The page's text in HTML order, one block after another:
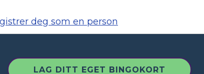
deg som en person
LAG DITT EGET BINGOKORT